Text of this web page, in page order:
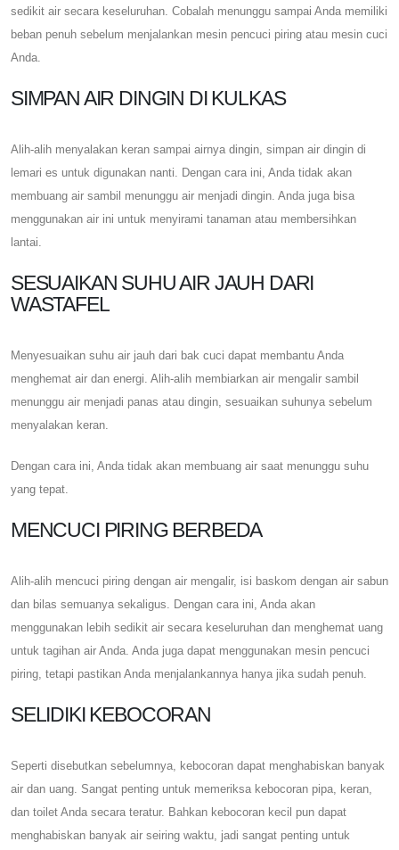
sedikit air secara keseluruhan. Cobalah menunggu sampai Anda memiliki
beban penuh sebelum menjalankan mesin pencuci piring atau mesin cuci
Anda.
SIMPAN AIR DINGIN DI KULKAS
Alih-alih menyalakan keran sampai airnya dingin, simpan air dingin di
lemari es untuk digunakan nanti. Dengan cara ini, Anda tidak akan
membuang air sambil menunggu air menjadi dingin. Anda juga bisa
menggunakan air ini untuk menyirami tanaman atau membersihkan
lantai.
SESUAIKAN SUHU AIR JAUH DARI
WASTAFEL
Menyesuaikan suhu air jauh dari bak cuci dapat membantu Anda
menghemat air dan energi. Alih-alih membiarkan air mengalir sambil
menunggu air menjadi panas atau dingin, sesuaikan suhunya sebelum
menyalakan keran.
Dengan cara ini, Anda tidak akan membuang air saat menunggu suhu
yang tepat.
MENCUCI PIRING BERBEDA
Alih-alih mencuci piring dengan air mengalir, isi baskom dengan air sabun
dan bilas semuanya sekaligus. Dengan cara ini, Anda akan
menggunakan lebih sedikit air secara keseluruhan dan menghemat uang
untuk tagihan air Anda. Anda juga dapat menggunakan mesin pencuci
piring, tetapi pastikan Anda menjalankannya hanya jika sudah penuh.
SELIDIKI KEBOCORAN
Seperti disebutkan sebelumnya, kebocoran dapat menghabiskan banyak
air dan uang. Sangat penting untuk memeriksa kebocoran pipa, keran,
dan toilet Anda secara teratur. Bahkan kebocoran kecil pun dapat
menghabiskan banyak air seiring waktu, jadi sangat penting untuk